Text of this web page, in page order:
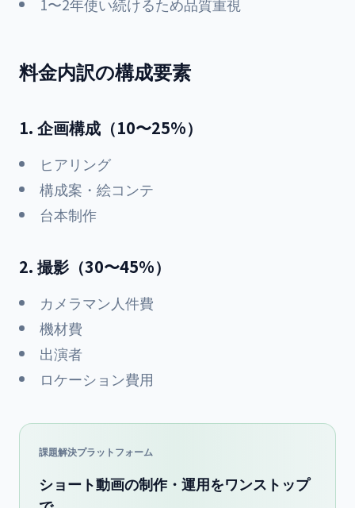
料金内訳の構成要素
1. 企画構成（10〜25%）
ヒアリング
構成案・絵コンテ
台本制作
2. 撮影（30〜45%）
カメラマン人件費
機材費
出演者
ロケーション費用
課題解決プラットフォーム
ショート動画の制作・運用をワンストップ